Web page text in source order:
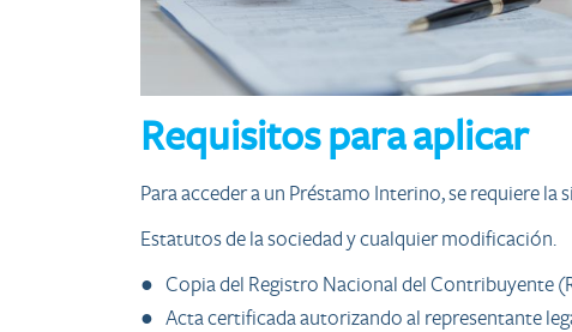
Requisitos para aplicar
Para acceder a un Préstamo Interino, se requiere
Estatutos de la sociedad y cualquier modificación.
● Copia del Registro Nacional del Contribuyente
● Acta certificada autorizando al representante